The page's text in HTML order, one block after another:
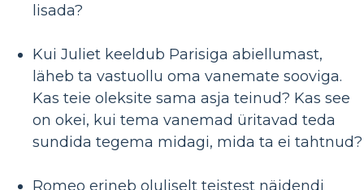
lisada?
Kui Juliet keeldub Parisiga abiellumast,
läheb ta vastuollu oma vanemate sooviga.
Kas teie oleksite sama asja teinud? Kas see
on okei, kui tema vanemad üritavad teda
sundida tegema midagi, mida ta ei tahtnud?
Romeo erineb oluliselt teistest näidendi